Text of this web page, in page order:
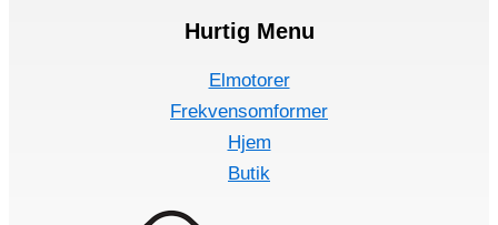
Hurtig Menu
Elmotorer
Frekvensomformer
Hjem
Butik